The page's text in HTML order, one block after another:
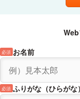
お名前
必須
ふりがな（ひらがな）
必須